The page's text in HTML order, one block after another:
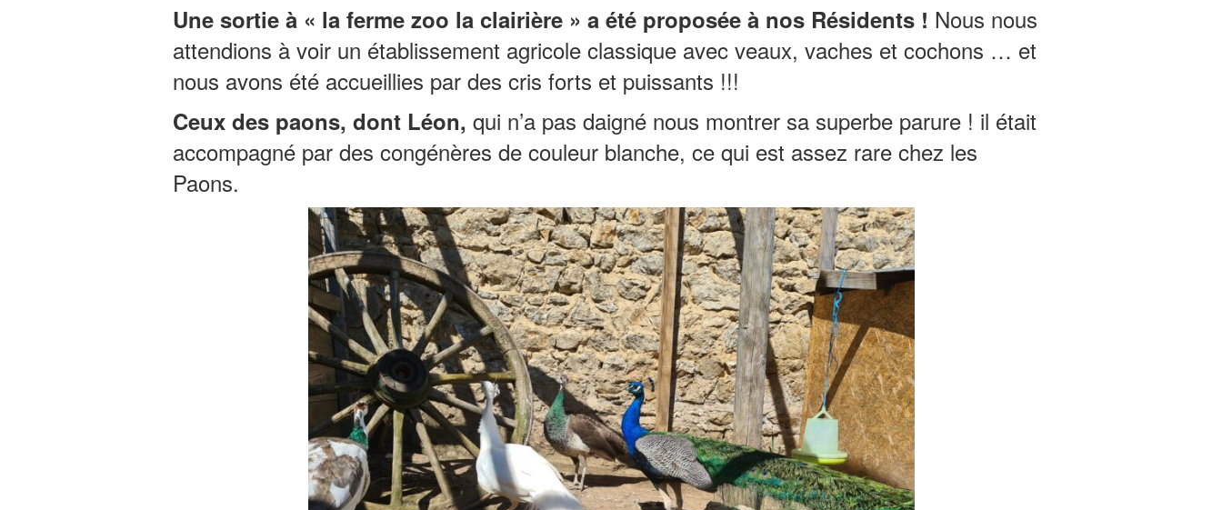
Une sortie à « la ferme zoo la clairière » a été proposée à nos Résidents ! Nous nous
attendions à voir un établissement agricole classique avec veaux, vaches et cochons … et
nous avons été accueillies par des cris forts et puissants !!!
Ceux des paons, dont Léon, qui n’a pas daigné nous montrer sa superbe parure ! il était
accompagné par des congénères de couleur blanche, ce qui est assez rare chez les
Paons.